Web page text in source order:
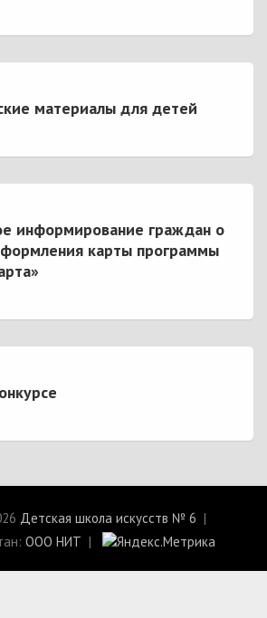
материалы для детей
информирование граждан о
карты программы
Детская школа искусств № 6
ООО НИТ